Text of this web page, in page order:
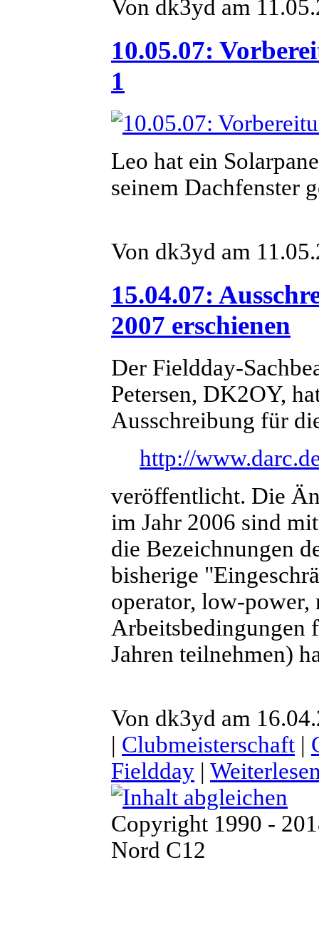
Von dk3yd am
10.05.07:
1
Leo hat ein
seinem Dachfenster
Von dk3yd am
15.04.07:
2007 erschienen
Der Fieldday-
Petersen, DK2OY,
Ausschreibung für
http://
veröffentlicht. Die
im Jahr 2006 sind
die Bezeichnungen
bisherige
operator, low-power,
Arbeitsbedingungen
Jahren teilnehmen)
Von dk3yd am
| Clubmeisterschaft |
Fieldday |
Copyright 1990 -
Nord C12